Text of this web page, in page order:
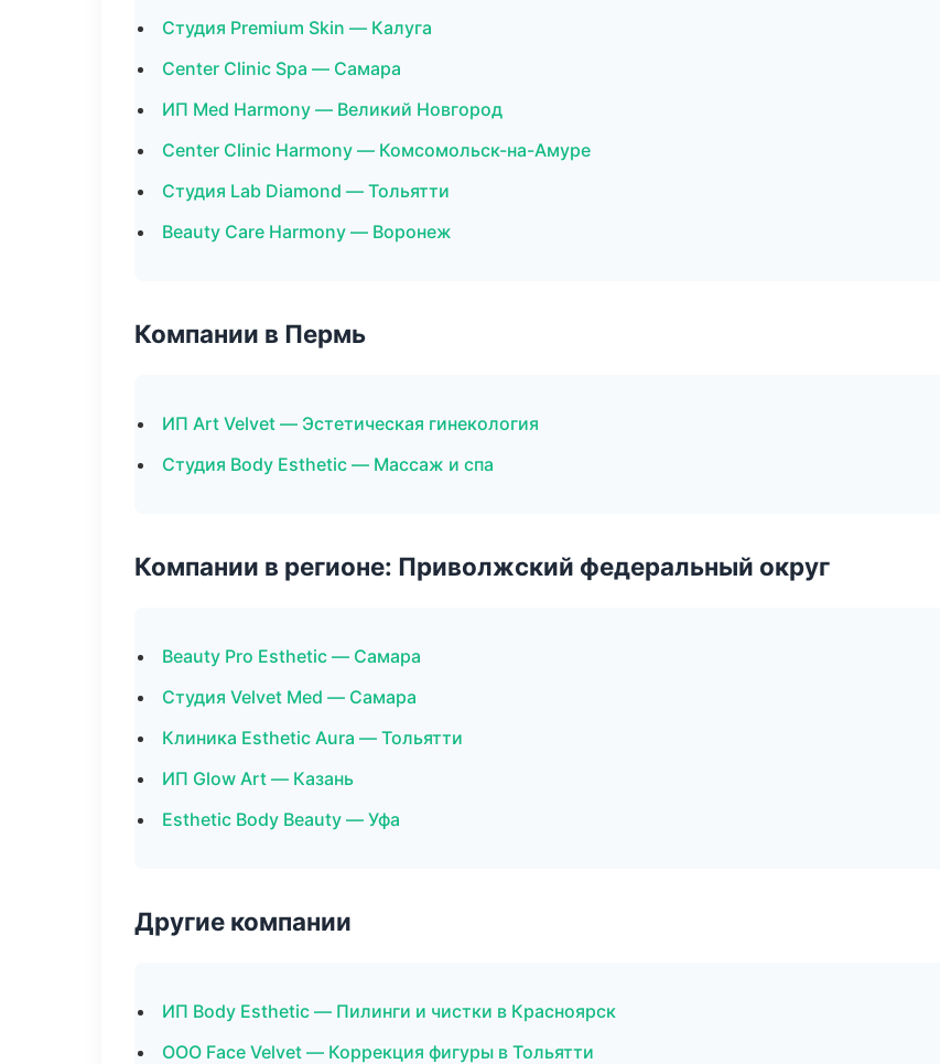
Студия Premium Skin — Калуга
Center Clinic Spa — Самара
ИП Med Harmony — Великий Новгород
Center Clinic Harmony — Комсомольск-на-Амуре
Студия Lab Diamond — Тольятти
Beauty Care Harmony — Воронеж
Компании в Пермь
ИП Art Velvet — Эстетическая гинекология
Студия Body Esthetic — Массаж и спа
Компании в регионе: Приволжский федеральный округ
Beauty Pro Esthetic — Самара
Студия Velvet Med — Самара
Клиника Esthetic Aura — Тольятти
ИП Glow Art — Казань
Esthetic Body Beauty — Уфа
Другие компании
ИП Body Esthetic — Пилинги и чистки в Красноярск
ООО Face Velvet — Коррекция фигуры в Тольятти